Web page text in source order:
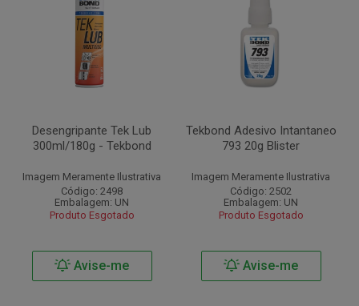
Desengripante Tek Lub
300ml/180g - Tekbond
Imagem Meramente Ilustrativa
Código: 2498
Embalagem: UN
Produto Esgotado
Avise-me
Tekbond Adesivo Intantaneo
793 20g Blister
Imagem Meramente Ilustrativa
Código: 2502
Embalagem: UN
Produto Esgotado
Avise-me